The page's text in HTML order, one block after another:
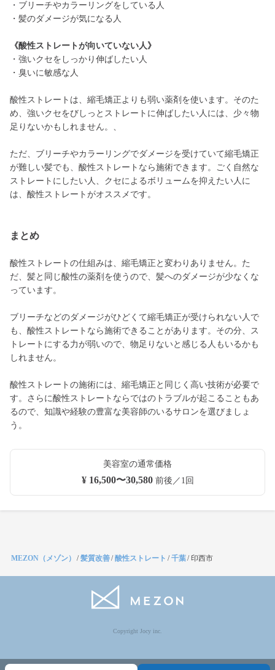
・ブリーチやカラーリングをしている人
・髪のダメージが気になる人
《酸性ストレートが向いていない人》
・強いクセをしっかり伸ばしたい人
・臭いに敏感な人
酸性ストレートは、縮毛矯正よりも弱い薬剤を使います。そのた
め、強いクセをびしっとストレートに伸ばしたい人には、少々物
足りないかもしれません。、
ただ、ブリーチやカラーリングでダメージを受けていて縮毛矯正
が難しい髪でも、酸性ストレートなら施術できます。ごく自然な
ストレートにしたい人、クセによるボリュームを抑えたい人に
は、酸性ストレートがオススメです。
まとめ
酸性ストレートの仕組みは、縮毛矯正と変わりありません。た
だ、髪と同じ酸性の薬剤を使うので、髪へのダメージが少なくな
っています。
ブリーチなどのダメージがひどくて縮毛矯正が受けられない人で
も、酸性ストレートなら施術できることがあります。その分、ス
トレートにする力が弱いので、物足りないと感じる人もいるかも
しれません。
酸性ストレートの施術には、縮毛矯正と同じく高い技術が必要で
す。さらに酸性ストレートならではのトラブルが起こることもあ
るので、知識や経験の豊富な美容師のいるサロンを選びましょ
う。
美容室の通常価格
¥ 16,500〜30,580前後／1回
MEZON（メゾン） /髪質改善/酸性ストレート /千葉/印西市
Copyright Jocy inc.